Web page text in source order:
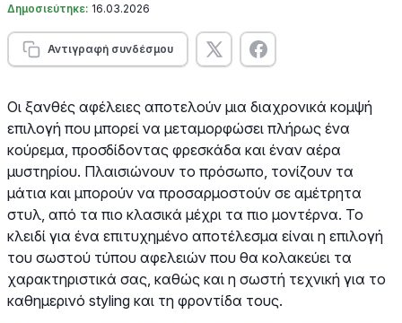
Δημοσιεύτηκε: 16.03.2026
Αντιγραφή συνδέσμου
Οι ξανθές αφέλειες αποτελούν μια διαχρονικά κομψή
επιλογή που μπορεί να μεταμορφώσει πλήρως ένα
κούρεμα, προσδίδοντας φρεσκάδα και έναν αέρα
μυστηρίου. Πλαισιώνουν το πρόσωπο, τονίζουν τα
μάτια και μπορούν να προσαρμοστούν σε αμέτρητα
στυλ, από τα πιο κλασικά μέχρι τα πιο μοντέρνα. Το
κλειδί για ένα επιτυχημένο αποτέλεσμα είναι η επιλογή
του σωστού τύπου αφελειών που θα κολακεύει τα
χαρακτηριστικά σας, καθώς και η σωστή τεχνική για το
καθημερινό styling και τη φροντίδα τους.